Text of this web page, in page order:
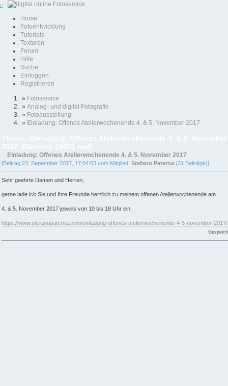
Home
Fotoentwicklung
Tutorials
Texturen
Forum
Hilfe
Suche
Einloggen
Registrieren
» Fotoservice
» Analog- und digital Fotografie
» Fotoausstellung
» Einladung: Offenes Atelierwochenende 4. & 5. November 2017
Einladung: Offenes Atelierwochenende 4. & 5. November 2017
[Beitrag 23. September 2017, 17:04:03 vom Mitglied: Stefano Paterna (31 Beiträge)]
Sehr geehrte Damen und Herren,
gerne lade ich Sie und Ihre Freunde herzlich zu meinem offenen Atelierwochenende am
4. & 5. November 2017 jeweils von 10 bis 18 Uhr ein.
https://www.stefanopaterna.com/einladung-offenes-atelierwochenende-4-5-november-2017/